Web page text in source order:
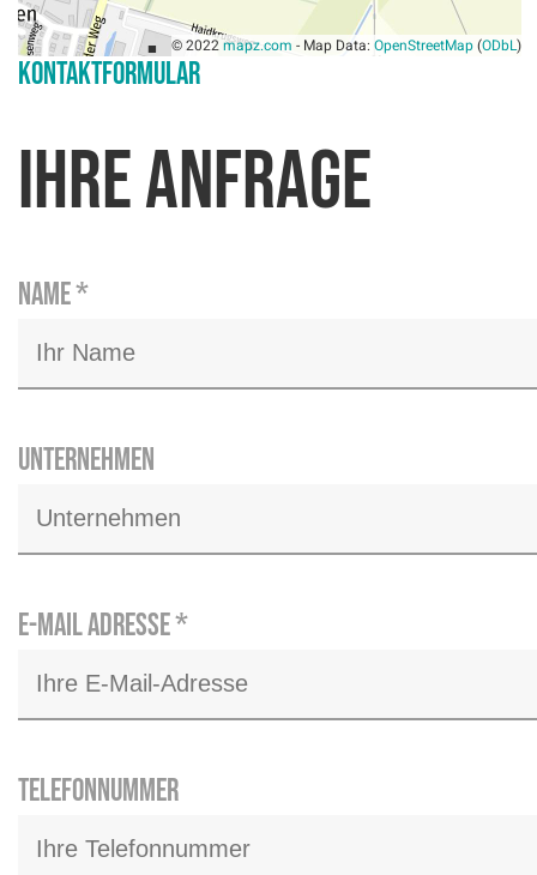
© 2022mapz.com - Map Data: OpenStreetMap(ODbL)
Kontaktformular
Ihre Anfrage
Name*
Unternehmen
E-Mail Adresse*
Telefonnummer